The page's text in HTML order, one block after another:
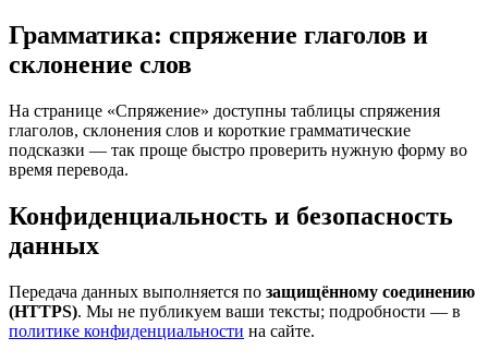
Грамматика: спряжение глаголов и
склонение слов
На странице «Спряжение» доступны таблицы спряжения
глаголов, склонения слов и короткие грамматические
подсказки — так проще быстро проверить нужную форму во
время перевода.
Конфиденциальность и безопасность
данных
Передача данных выполняется по защищённому соединению
(HTTPS). Мы не публикуем ваши тексты; подробности — в
политике конфиденциальности на сайте.